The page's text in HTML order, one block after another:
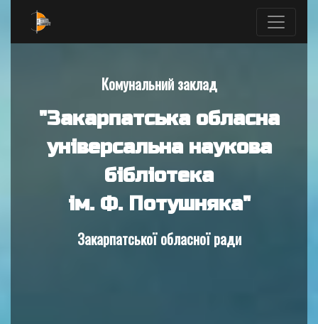
Комунальний заклад
"Закарпатська обласна
універсальна наукова
бібліотека
ім. Ф. Потушняка"
Закарпатської обласної ради